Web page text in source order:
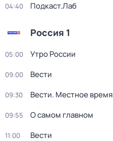
04:40 Подкаст.Лаб
Россия 1
05:00 Утро России
09:00 Вести
09:30 Вести. Местное время
09:55 О самом главном
11:00 Вести